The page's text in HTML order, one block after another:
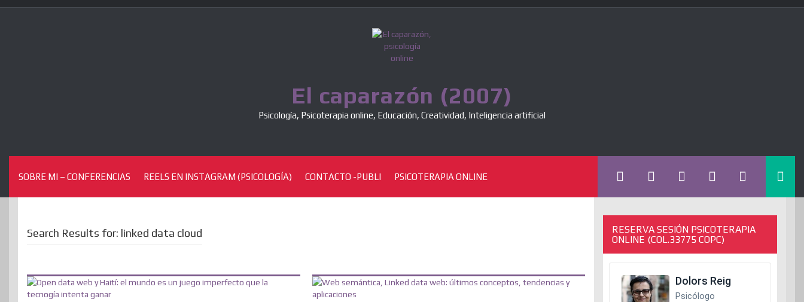
Skip
El caparazón (2007)
Psicología, Psicoterapia online, Educación, Creatividad, Inteligencia artificial
SOBRE MI – CONFERENCIAS REELS EN INSTAGRAM (PSICOLOGÍA) CONTACTO -PUBLI PSICOTERAPIA ONLINE
Search Results for: linked data cloud
RESERVA SESIÓN PSICOTERAPIA
ONLINE (COL.33775 COPC)